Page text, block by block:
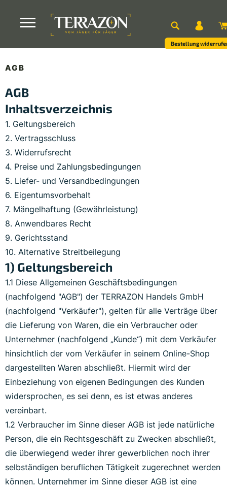
Bestellung
AGB
AGB
Inhaltsverzeichnis
1. Geltungsbereich
2. Vertragsschluss
3. Widerrufsrecht
4. Preise und Zahlungsbedingungen
5. Liefer- und Versandbedingungen
6. Eigentumsvorbehalt
7. Mängelhaftung (Gewährleistung)
8. Anwendbares Recht
9. Gerichtsstand
10. Alternative Streitbeilegung
1) Geltungsbereich
1.1 Diese Allgemeinen Geschäftsbedingungen
(nachfolgend "AGB") der TERRAZON Handels GmbH
(nachfolgend "Verkäufer"), gelten für alle Verträge über
die Lieferung von Waren, die ein Verbraucher oder
Unternehmer (nachfolgend „Kunde“) mit dem Verkäufer
hinsichtlich der vom Verkäufer in seinem Online-Shop
dargestellten Waren abschließt. Hiermit wird der
Einbeziehung von eigenen Bedingungen des Kunden
widersprochen, es sei denn, es ist etwas anderes
vereinbart.
1.2 Verbraucher im Sinne dieser AGB ist jede natürliche
Person, die ein Rechtsgeschäft zu Zwecken abschließt,
die überwiegend weder ihrer gewerblichen noch ihrer
selbständigen beruflichen Tätigkeit zugerechnet werden
können. Unternehmer im Sinne dieser AGB ist eine